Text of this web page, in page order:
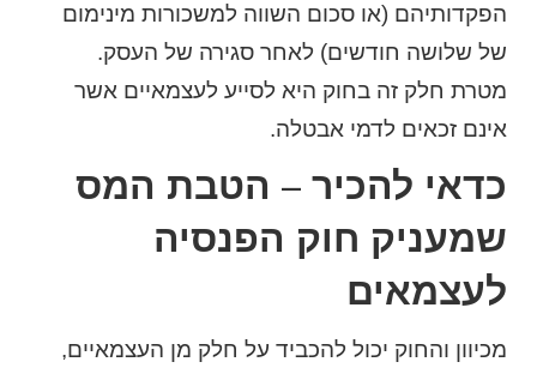
הפקדותיהם (או סכום השווה למשכורות מינימום
של שלושה חודשים) לאחר סגירה של העסק.
מטרת חלק זה בחוק היא לסייע לעצמאיים אשר
אינם זכאים לדמי אבטלה.
כדאי להכיר – הטבת המס
שמעניק חוק הפנסיה
לעצמאים
מכיוון והחוק יכול להכביד על חלק מן העצמאיים,